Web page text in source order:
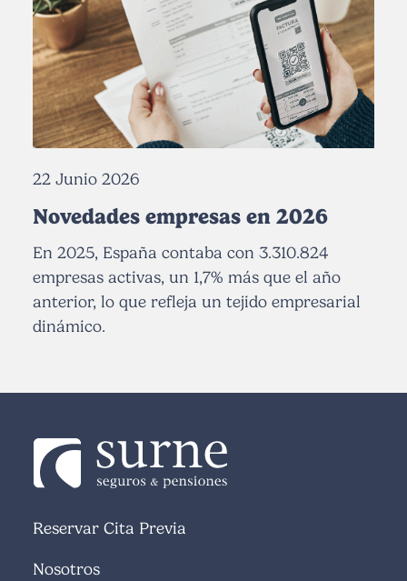
22 Junio 2026
Novedades empresas en 2026
En 2025, España contaba con 3.310.824
empresas activas, un 1,7% más que el año
anterior, lo que refleja un tejido empresarial
dinámico.
Reservar Cita Previa
Nosotros